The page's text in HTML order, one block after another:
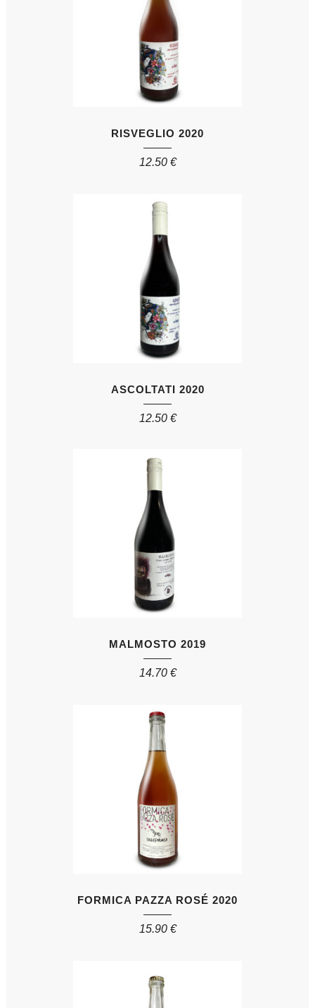
RISVEGLIO 2020
12.50 €
ASCOLTATI 2020
12.50 €
MALMOSTO 2019
14.70 €
FORMICA PAZZA ROSÉ 2020
15.90 €